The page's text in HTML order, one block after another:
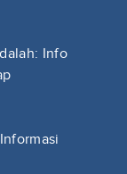
Info